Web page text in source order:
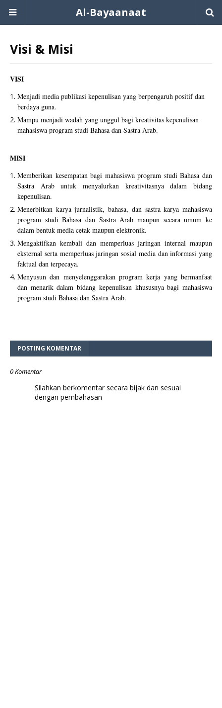
Al-Bayaanaat
Visi & Misi
VISI
Menjadi media publikasi kepenulisan yang berpengaruh positif dan
berdaya guna.
Mampu menjadi wadah yang unggul bagi kreativitas kepenulisan
mahasiswa program studi Bahasa dan Sastra Arab.
MISI
Memberikan kesempatan bagi mahasiswa program studi Bahasa dan
Sastra Arab untuk menyalurkan kreativitasnya dalam bidang
kepenulisan.
Menerbitkan karya jurnalistik, bahasa, dan sastra karya mahasiswa
program studi Bahasa dan Sastra Arab maupun secara umum ke
dalam bentuk media cetak maupun elektronik.
Mengaktifkan kembali dan memperluas jaringan internal maupun
eksternal serta memperluas jaringan sosial media dan informasi yang
faktual dan terpecaya.
Menyusun dan menyelenggarakan program kerja yang bermanfaat
dan menarik dalam bidang kepenulisan khususnya bagi mahasiswa
program studi Bahasa dan Sastra Arab.
POSTING KOMENTAR
0 Komentar
Silahkan berkomentar secara bijak dan sesuai
dengan pembahasan